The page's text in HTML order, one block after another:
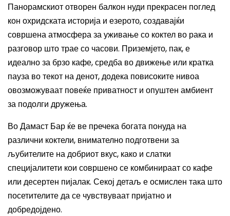
Панорамскиот отворен балкон нуди прекрасен поглед
кон охридската историја и езерото, создавајќи
совршена атмосфера за уживање со коктел во рака и
разговор што трае со часови. Приземјето, пак, е
идеално за брзо кафе, средба во движење или кратка
пауза во текот на денот, додека повисоките нивоа
овозможуваат повеќе приватност и опуштен амбиент
за подолги дружења.
Во Дамаст Бар ќе ве пречека богата понуда на
различни коктели, внимателно подготвени за
љубителите на добриот вкус, како и слатки
специјалитети кои совршено се комбинираат со кафе
или десертен пијалак. Секој детаљ е осмислен така што
посетителите да се чувствуваат пријатно и
добредојдено.